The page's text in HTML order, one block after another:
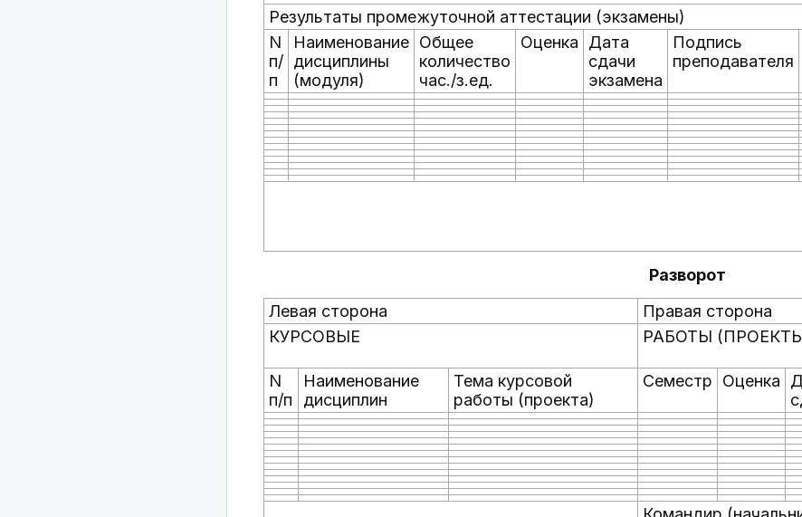
Результаты промежуточной аттестации (экзамены)
N
п/
п
Наименование
дисциплины
(модуля)
Общее
количество
час./з.ед.
Оценка
Дата
сдачи
экзамена
Подпись
преподавателя
Разворот
Левая сторона
Правая сторона
КУРСОВЫЕ
РАБОТЫ
N
п/п
Наименование
дисциплин
Тема курсовой
работы (проекта)
Семестр Оценка